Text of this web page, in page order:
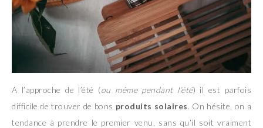
A l’approche de l’été (ou même pendant l’été) il est parfois
difficile de trouver de bons produits solaires. On hésite, on a
tendance à prendre le premier venu, sans qu’il soit vraiment